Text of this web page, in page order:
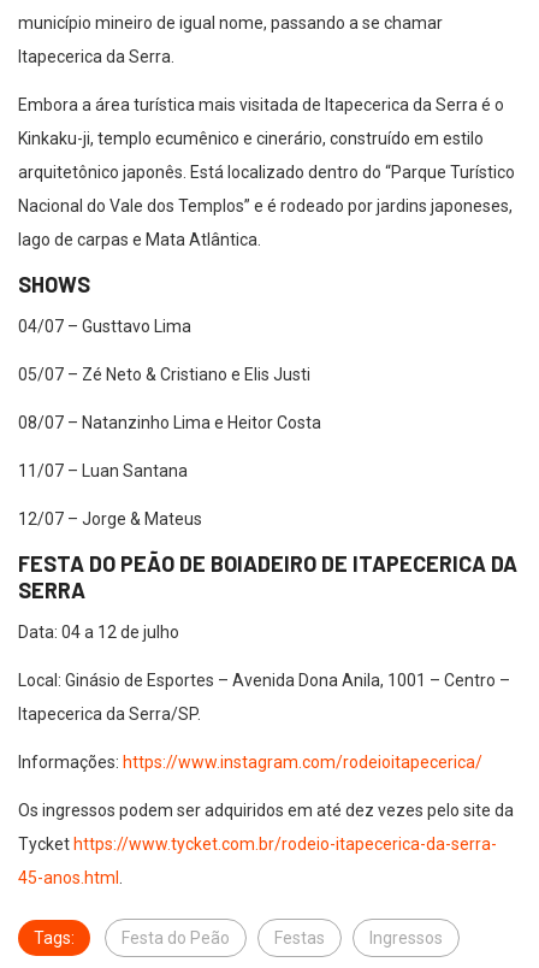
município mineiro de igual nome, passando a se chamar
Itapecerica da Serra.
Embora a área turística mais visitada de Itapecerica da Serra é o
Kinkaku-ji, templo ecumênico e cinerário, construído em estilo
arquitetônico japonês. Está localizado dentro do “Parque Turístico
Nacional do Vale dos Templos” e é rodeado por jardins japoneses,
lago de carpas e Mata Atlântica.
SHOWS
04/07 – Gusttavo Lima
05/07 – Zé Neto & Cristiano e Elis Justi
08/07 – Natanzinho Lima e Heitor Costa
11/07 – Luan Santana
12/07 – Jorge & Mateus
FESTA DO PEÃO DE BOIADEIRO DE ITAPECERICA DA
SERRA
Data: 04 a 12 de julho
Local: Ginásio de Esportes – Avenida Dona Anila, 1001 – Centro –
Itapecerica da Serra/SP.
Informações: https://www.instagram.com/rodeioitapecerica/
Os ingressos podem ser adquiridos em até dez vezes pelo site da
Tycket https://www.tycket.com.br/rodeio-itapecerica-da-serra-
45-anos.html
Tags: Festa do Peão Festas Ingressos